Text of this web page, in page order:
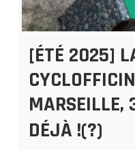
[ÉTÉ 2025]
MARSEILLE,
DÉJÀ !(?)